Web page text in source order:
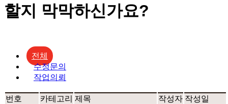
할지 막막하신가요?
전체
수정문의
작업의뢰
번호 카테고리 제목 작성자 작성일